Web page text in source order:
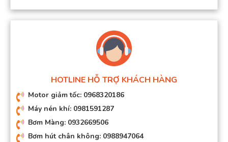
HOTLINE HỖ TRỢ KHÁCH HÀNG
Motor giảm tốc: 0968320186
Máy nén khí: 0981591287
Bơm Màng: 0932669506
Bơm hút chân không: 0988947064